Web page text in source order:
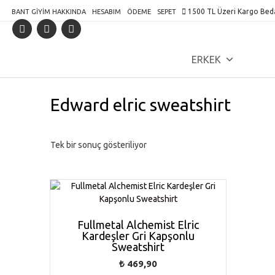
content
BANT GIYIM HAKKINDA HESABIM ÖDEME SEPET 1500 TL Üzeri Kargo
ERKEK
Edward elric sweatshirt
Tek bir sonuç gösteriliyor
Fullmetal Alchemist Elric
Kardeşler Gri Kapşonlu
Sweatshirt
₺ 469,90